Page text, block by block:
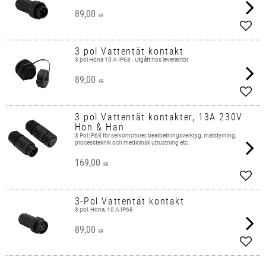
89,00 KR
3 pol Vattentät kontakt
3 pol Hona 10 A IP68 . Utgått hos leverantör
89,00 KR
3 pol Vattentät kontakter, 13A 230V
Hon & Han
3 Pol IP68 för servomotorer, bearbetningsverktyg, mätstyrning,
processteknik och medicinsk utrustning etc.
169,00 KR
3-Pol Vattentät kontakt
3 pol, Hona, 10 A IP68
89,00 KR